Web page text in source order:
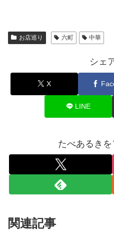
お店巡り 六町 中華
シェ
X
LINE
たべあるき
関連記事